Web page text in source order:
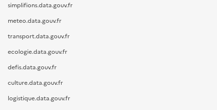
simplifions.data.gouv.fr
meteo.data.gouv.fr
transport.data.gouv.fr
ecologie.data.gouv.fr
defis.data.gouv.fr
culture.data.gouv.fr
logistique.data.gouv.fr